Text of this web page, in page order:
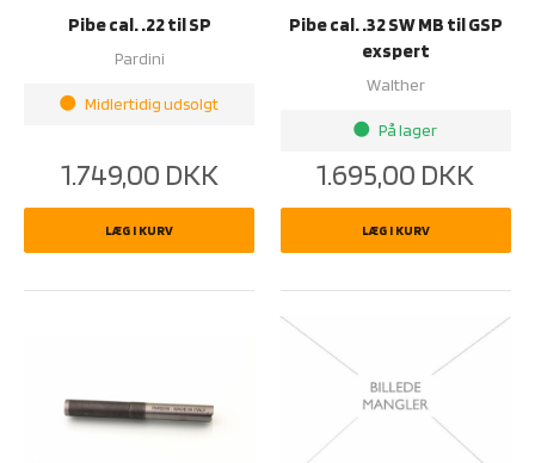
Pibe cal. .22 til SP
Pardini
brightness_1 Midlertidig udsolgt
1.749,00 DKK
LÆG I KURV
Pibe cal. .32 SW MB til GSP
exspert
Walther
brightness_1 På lager
1.695,00 DKK
LÆG I KURV